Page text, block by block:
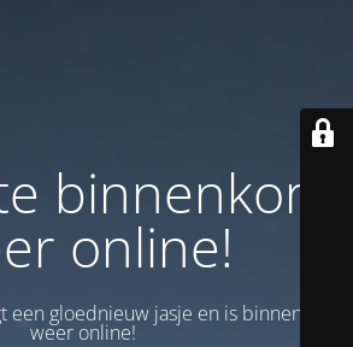
binnenkort
online!
gloednieuw jasje en is binnenkort
weer online!